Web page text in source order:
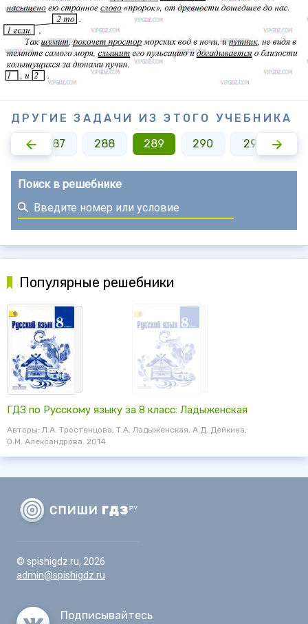
ДРУГИЕ ЗАДАЧИ ИЗ ЭТОГО УЧЕБНИКА
287 288 289 290 291
Поиск в решебнике
Популярные решебники
ГДЗ по Русскому языку за 8 класс: Ладыженская
Авторы: Л.А. Тростенцова, Т.А. Ладыженская, А.Д. Дейкина,
О.М. Александрова. 2014
© spishigdz.ru, 2026
admin@spishigdz.ru
Подписывайтесь